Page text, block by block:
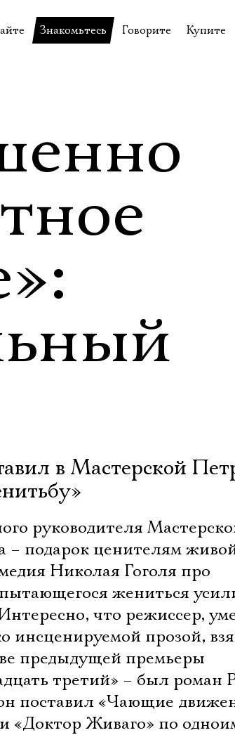
проектов
Гумилёва
Знакомьтесь
Художники
Сотрудники
Владимир Максимов
Говорите
Купите
в Мастерской
руководителя
– подарок ценителям
Николая Гоголя про
жениться
что режиссер,
инсценируемой прозой,
предыдущей премьеры
третий» – был роман
поставил «Чающие
«Доктор Живаго» по